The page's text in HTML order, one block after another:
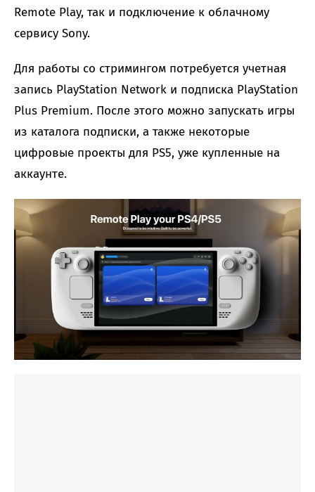
Remote Play, так и подключение к облачному
сервису Sony.
Для работы со стримингом потребуется учетная
запись PlayStation Network и подписка PlayStation
Plus Premium. После этого можно запускать игры
из каталога подписки, а также некоторые
цифровые проекты для PS5, уже купленные на
аккаунте.